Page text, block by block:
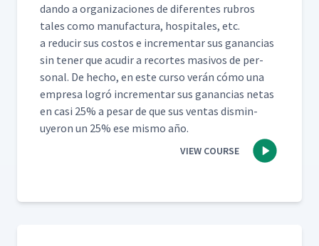
dan­do a orga­ni­za­ciones de difer­entes rubros
tales como man­u­fac­tura, hos­pi­tales, etc.
a reducir sus cos­tos e incre­men­tar sus ganan­cias
sin ten­er que acud­ir a recortes masivos de per­
son­al. De hecho, en este cur­so verán cómo una
empre­sa logró incre­men­tar sus ganan­cias netas
en casi 25% a pesar de que sus ven­tas dis­min­
uyeron un 25% ese mis­mo año.
VIEW COURSE